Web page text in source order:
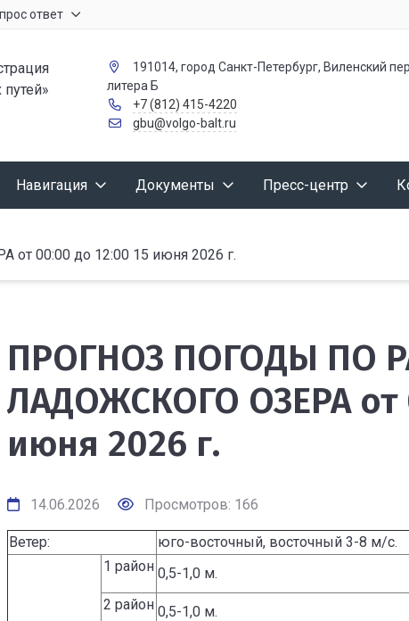
ответ
191014, город Санкт-Петербург, Виленский
литера Б
+7 (812) 415-4220
gbu@volgo-balt.ru
Навигация Документы Пресс-центр
00:00 до 12:00 15 июня 2026 г.
ПРОГНОЗ ПОГОДЫ ПО
ЛАДОЖСКОГО ОЗЕРА от
июня 2026 г.
14.06.2026 Просмотров: 166
Ветер: юго-восточный, восточный 3-8 м/с.
1 район 0,5-1,0 м.
2 район 0,5-1,0 м.